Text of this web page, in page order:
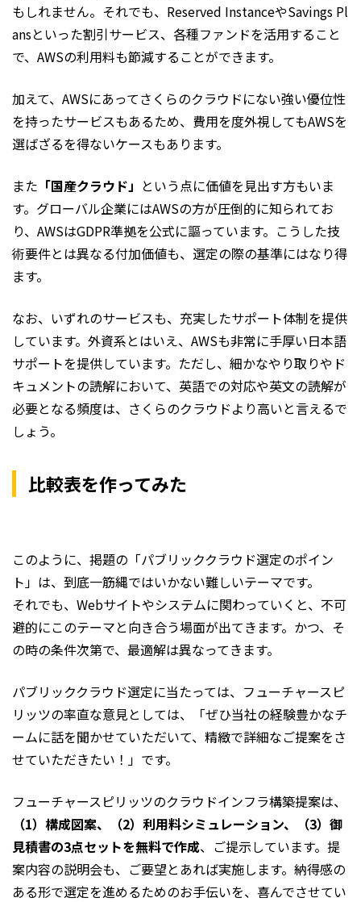
もしれません。それでも、Reserved InstanceやSavings Pl
ansといった割引サービス、各種ファンドを活用すること
で、AWSの利用料も節減することができます。
加えて、AWSにあってさくらのクラウドにない強い優位性
を持ったサービスもあるため、費用を度外視してもAWSを
選ばざるを得ないケースもあります。
また 「国産クラウド」 という点に価値を見出す方もいま
す。グローバル企業にはAWSの方が圧倒的に知られてお
り、AWSはGDPR準拠を公式に謳っています。こうした技
術要件とは異なる付加価値も、選定の際の基準にはなり得
ます。
なお、いずれのサービスも、充実したサポート体制を提供
しています。外資系とはいえ、AWSも非常に手厚い日本語
サポートを提供しています。ただし、細かなやり取りやド
キュメントの読解において、英語での対応や英文の読解が
必要となる頻度は、さくらのクラウドより高いと言えるで
しょう。
比較表を作ってみた
このように、掲題の「パブリッククラウド選定のポイン
ト」は、到底一筋縄ではいかない難しいテーマです。
それでも、Webサイトやシステムに関わっていくと、不可
避的にこのテーマと向き合う場面が出てきます。かつ、そ
の時の条件次第で、最適解は異なってきます。
パブリッククラウド選定に当たっては、フューチャースピ
リッツの率直な意見としては、「ぜひ当社の経験豊かなチ
ームに話を聞かせていただいて、精緻で詳細なご提案をさ
せていただきたい！」です。
フューチャースピリッツのクラウドインフラ構築提案は、
（1）構成図案、（2）利用料シミュレーション、（3）御
見積書の3点セットを無料で作成、ご提示しています。提
案内容の説明会も、ご要望とあれば実施します。納得感の
ある形で選定を進めるためのお手伝いを、喜んでさせてい